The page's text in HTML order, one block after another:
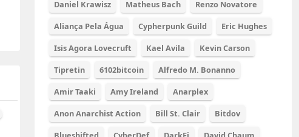
Daniel Krawisz
Matheus Bach
Renzo Novatore
Aliança Pela Água
Cypherpunk Guild
Eric Hughes
Isis Agora Lovecruft
Kael Avila
Kevin Carson
Tipretin
6102bitcoin
Alfredo M. Bonanno
Amir Taaki
Amy Ireland
Anarplex
Anon Anarchist Action
Bill St. Clair
Bitdov